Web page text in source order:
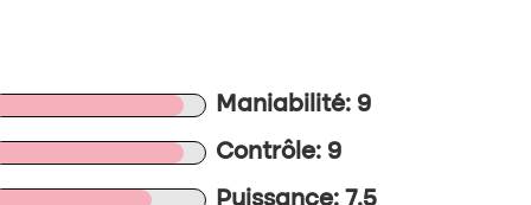
Maniabilité: 9
Contrôle: 9
Puissance: 7.5